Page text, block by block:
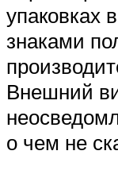
упаковках
знаками
Внешний
о чем не